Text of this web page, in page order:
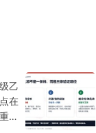
乙
在
新